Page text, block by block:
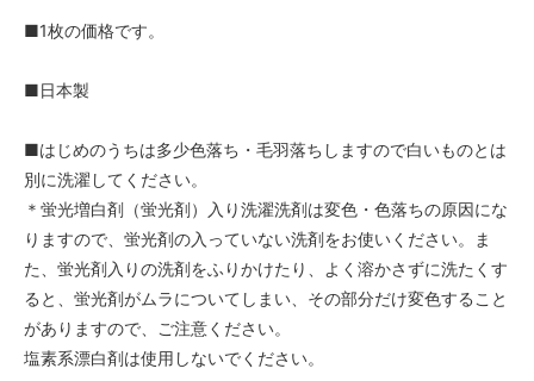
■1枚の価格です。
■日本製
■はじめのうちは多少色落ち・毛羽落ちしますので白いものとは
別に洗濯してください。
＊蛍光増白剤（蛍光剤）入り洗濯洗剤は変色・色落ちの原因にな
りますので、蛍光剤の入っていない洗剤をお使いください。ま
た、蛍光剤入りの洗剤をふりかけたり、よく溶かさずに洗たくす
ると、蛍光剤がムラについてしまい、その部分だけ変色すること
がありますので、ご注意ください。
塩素系漂白剤は使用しないでください。